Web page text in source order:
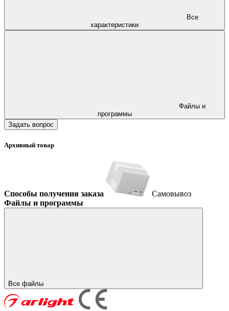
характеристики
программы
Задать вопрос
Архивный товар
Способы получения заказа
Самовывоз
Файлы и программы
Все файлы